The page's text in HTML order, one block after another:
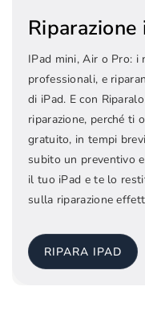
Riparazione
IPad mini, Air o Pro: i
professionali, e
di iPad. E con
riparazione, perché ti
gratuito, in tempi
subito un preventivo
il tuo iPad e te lo
sulla riparazione
RIPARA IPAD